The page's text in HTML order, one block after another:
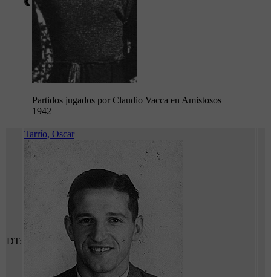
Partidos jugados por Claudio Vacca en Amistosos
1942
DT:
Tarrío, Oscar